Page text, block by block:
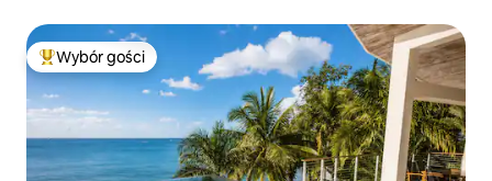
Najpopularniejsze z kategorii Wybór gości
Wybór gości